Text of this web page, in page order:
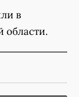
в
области.